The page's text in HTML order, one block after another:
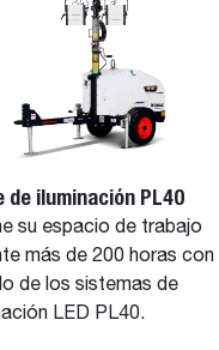
de iluminación PL40
su espacio de trabajo
más de 200 horas con
de los sistemas de
LED PL40.